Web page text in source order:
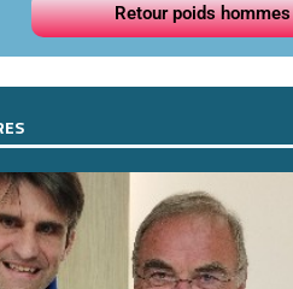
Retour poids hommes